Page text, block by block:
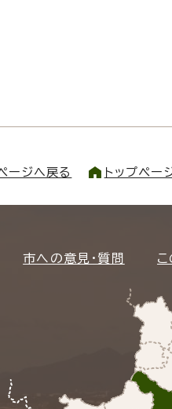
ージへ戻る トップペー
市への意見・質問